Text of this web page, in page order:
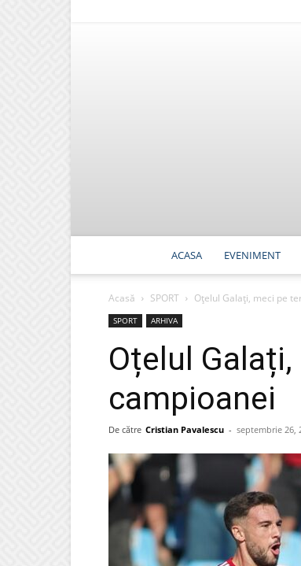
ACASA EVENIMENT
Acasă SPORT Oțelul Galați, meci pe
SPORT ARHIVA
Oțelul
campioanei
De către Cristian Pavalescu - septembrie 26,